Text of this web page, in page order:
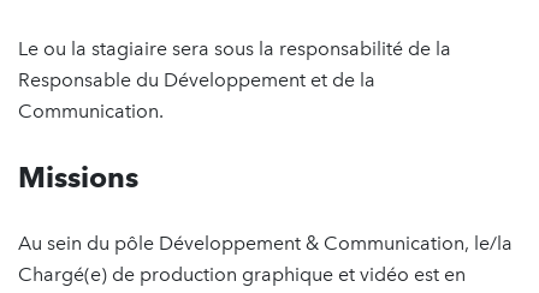
Le ou la stagiaire sera sous la responsabilité de la
Responsable du Développement et de la
Communication.
Missions
Au sein du pôle Développement & Communication, le/la
Chargé(e) de production graphique et vidéo est en